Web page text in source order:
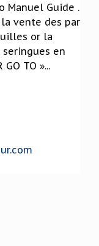
Manuel Guide .
vente des par
or la
en
TO »...